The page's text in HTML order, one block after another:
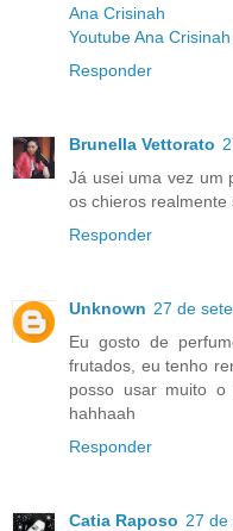
Ana Crisinah
Youtube Ana Crisinah
Responder
Brunella Vettorato
Já usei uma vez um
os chieros realmente
Responder
Unknown 27 de
Eu gosto de
frutados, eu tenho
posso usar muito
hahhaah
Responder
Catia Raposo 27 de